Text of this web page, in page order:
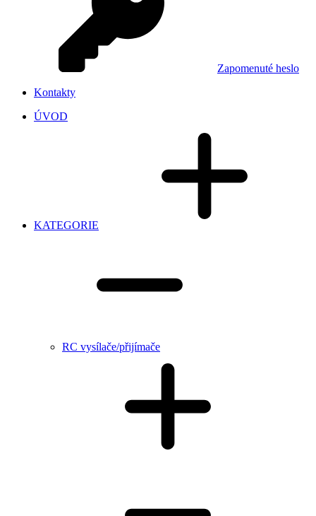
Zapomenuté heslo
Kontakty
ÚVOD
KATEGORIE
RC vysílače/přijímače